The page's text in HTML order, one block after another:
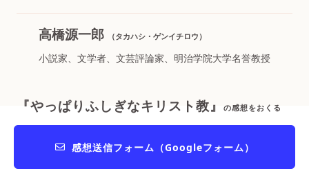
高橋源一郎 （タカハシ・ゲンイチロウ）
小説家、文学者、文芸評論家、明治学院大学名誉教授
『やっぱりふしぎなキリスト教』 の感想をおくる
感想送信フォーム（Googleフォーム）